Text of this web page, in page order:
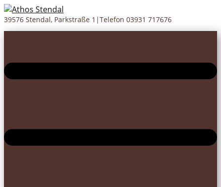
39576 Stendal, Parkstraße 1|Telefon 03931 717676